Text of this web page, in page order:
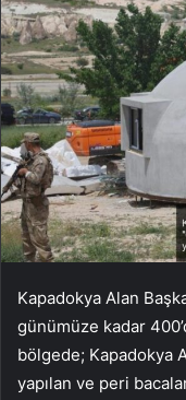
Kapadokya Alan
günümüze kadar
bölgede; Kapadokya
yapılan ve peri